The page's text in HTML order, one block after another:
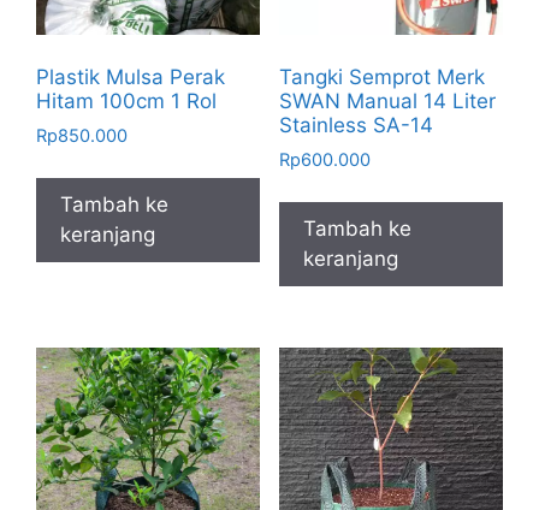
Plastik Mulsa Perak
Hitam 100cm 1 Rol
Rp850.000
Tambah ke
keranjang
Tangki Semprot Merk
SWAN Manual 14 Liter
Stainless SA-14
Rp600.000
Tambah ke
keranjang